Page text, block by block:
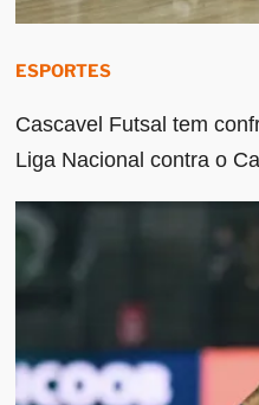
ESPORTES
Cascavel Futsal tem
Liga Nacional contra o